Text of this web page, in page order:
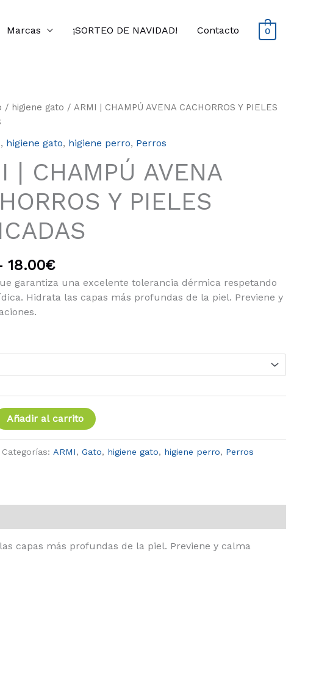
Marcas ¡SORTEO DE NAVIDAD! Contacto 0
/ higiene gato / ARMI | CHAMPÚ AVENA CACHORROS Y PIELES
, higiene gato, higiene perro, Perros
| CHAMPÚ AVENA
Y PIELES
18.00€
Rango
precios:
desde
8.00€
hasta
18.00€
garantiza una excelente tolerancia dérmica respetando
Hidrata las capas más profundas de la piel. Previene y
Añadir al carrito
Categorías: ARMI, Gato, higiene gato, higiene perro, Perros
capas más profundas de la piel. Previene y calma